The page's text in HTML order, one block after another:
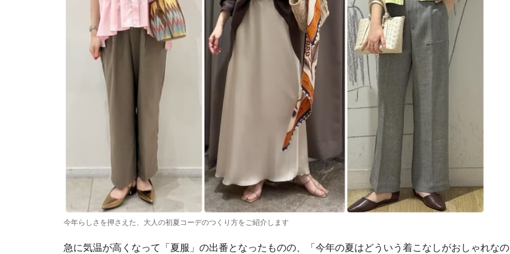
今年らしさを押さえた、大人の初夏コーデのつくり方をご紹介します
急に気温が高くなって「夏服」の出番となったものの、「今年の夏はどういう着こなしがおしゃれなの